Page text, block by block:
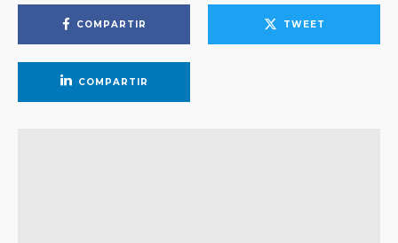
COMPARTIR TWEET
COMPARTIR